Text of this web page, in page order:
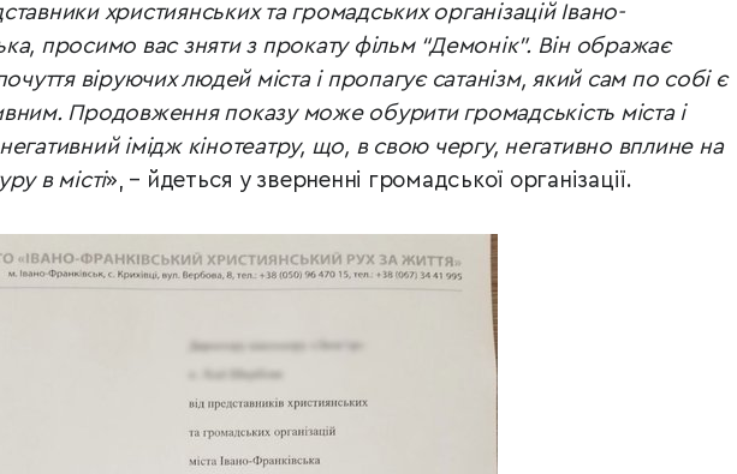
християнських та громадських організацій Івано-
просимо вас зняти з прокату фільм “Демонік”. Він ображає
почуття віруючих людей міста і пропагує сатанізм, який сам по собі є
Продовження показу може обурити громадськість міста і
імідж кінотеатру, що, в свою чергу, негативно вплине на
в місті», – йдеться у зверненні громадської організації.